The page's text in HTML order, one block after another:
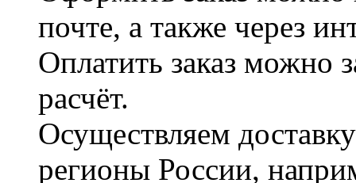
почте, а также через
Оплатить заказ можно
расчёт.
Осуществляем
регионы России,